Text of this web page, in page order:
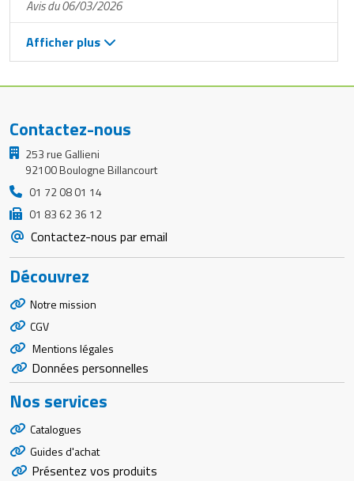
Avis du 06/03/2026
Afficher plus
Contactez-nous
253 rue Gallieni
92100 Boulogne Billancourt
01 72 08 01 14
01 83 62 36 12
Contactez-nous par email
Découvrez
Notre mission
CGV
Mentions légales
Données personnelles
Nos services
Catalogues
Guides d'achat
Présentez vos produits